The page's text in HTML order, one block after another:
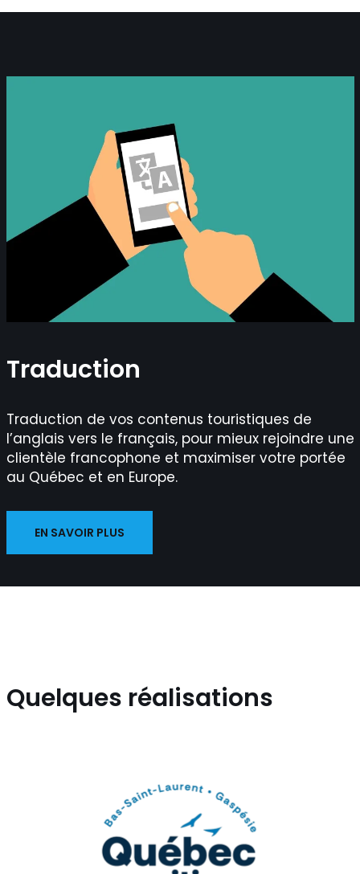
Traduction
Traduction de vos contenus touristiques de
l’anglais vers le français, pour mieux rejoindre une
clientèle francophone et maximiser votre portée
au Québec et en Europe.
EN SAVOIR PLUS
Quelques réalisations